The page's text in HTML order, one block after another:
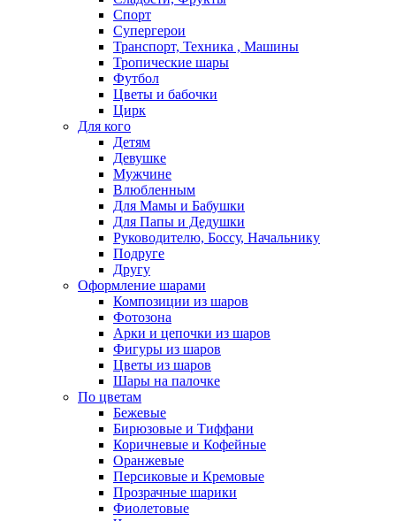
Спорт
Супергерои
Транспорт, Техника , Машины
Тропические шары
Футбол
Цветы и бабочки
Цирк
Для кого
Детям
Девушке
Мужчине
Влюбленным
Для Мамы и Бабушки
Для Папы и Дедушки
Руководителю, Боссу, Начальнику
Подруге
Другу
Оформление шарами
Композиции из шаров
Фотозона
Арки и цепочки из шаров
Фигуры из шаров
Цветы из шаров
Шары на палочке
По цветам
Бежевые
Бирюзовые и Тиффани
Коричневые и Кофейные
Оранжевые
Персиковые и Кремовые
Прозрачные шарики
Фиолетовые